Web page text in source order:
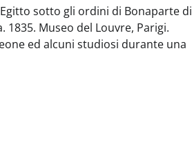
sotto gli ordini di Bonaparte di
1835. Museo del Louvre, Parigi.
ed alcuni studiosi durante una